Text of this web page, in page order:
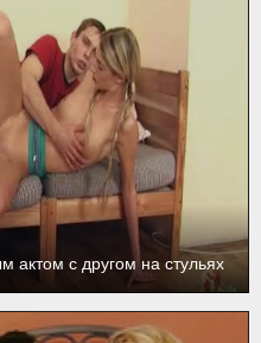
актом с другом на стульях